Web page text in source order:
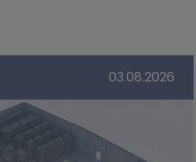
03.08.2026